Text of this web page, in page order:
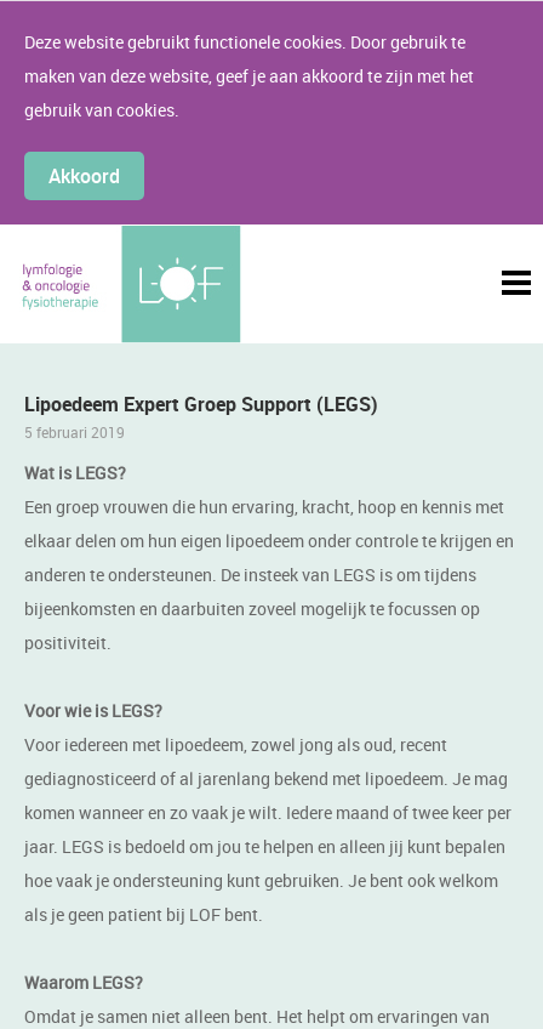
Deze website gebruikt functionele cookies. Door gebruik te
maken van deze website, geef je aan akkoord te zijn met het
gebruik van cookies.
Akkoord
Lipoedeem Expert Groep Support (LEGS)
5 februari 2019
Wat is LEGS?
Een groep vrouwen die hun ervaring, kracht, hoop en kennis met
elkaar delen om hun eigen lipoedeem onder controle te krijgen en
anderen te ondersteunen. De insteek van LEGS is om tijdens
bijeenkomsten en daarbuiten zoveel mogelijk te focussen op
positiviteit.
Voor wie is LEGS?
Voor iedereen met lipoedeem, zowel jong als oud, recent
gediagnosticeerd of al jarenlang bekend met lipoedeem. Je mag
komen wanneer en zo vaak je wilt. Iedere maand of twee keer per
jaar. LEGS is bedoeld om jou te helpen en alleen jij kunt bepalen
hoe vaak je ondersteuning kunt gebruiken. Je bent ook welkom
als je geen patient bij LOF bent.
Waarom LEGS?
Omdat je samen niet alleen bent. Het helpt om ervaringen van